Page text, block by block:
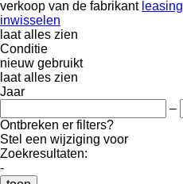
verkoop van de fabrikant leasing
inwisselen
laat alles zien
Conditie
nieuw gebruikt
laat alles zien
Jaar
–
Ontbreken er filters?
Stel een wijziging voor
Zoekresultaten:
-